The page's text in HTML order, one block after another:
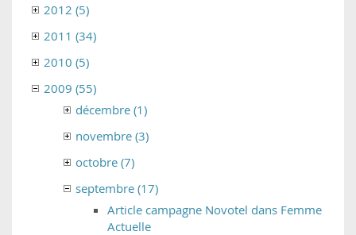
2012 (5)
2011 (34)
2010 (5)
2009 (55)
décembre (1)
novembre (3)
octobre (7)
septembre (17)
Article campagne Novotel dans Femme
Actuelle